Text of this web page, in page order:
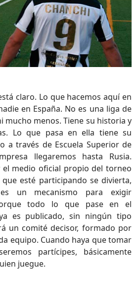
claro. Lo que hacemos aquí en
en España. No es una liga de
mucho menos. Tiene su historia y
Lo que pasa en ella tiene su
a través de Escuela Superior de
llegaremos hasta Rusia.
el medio oficial propio del torneo
esté participando se divierta,
un mecanismo para exigir
todo lo que pase en el
es publicado, sin ningún tipo
un comité decisor, formado por
equipo. Cuando haya que tomar
partícipes, básicamente
juegue.